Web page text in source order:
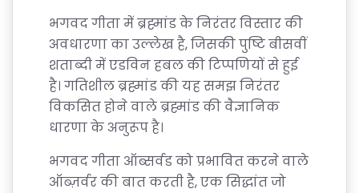
भगवद गीता में ब्रह्मांड के निरंतर विस्तार की
अवधारणा का उल्लेख है, जिसकी पुष्टि बीसवीं
शताब्दी में एडविन हबल की टिप्पणियों से हुई
है। गतिशील ब्रह्मांड की यह समझ निरंतर
विकसित होने वाले ब्रह्मांड की वैज्ञानिक
धारणा के अनुरूप है।
भगवद गीता ऑब्सर्वड को प्रभावित करने वाले
ऑब्ज़र्वर की बात करती है, एक सिद्धांत जो